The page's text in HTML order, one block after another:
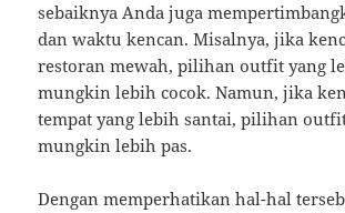
sebaiknya Anda juga
dan waktu kencan. Misalnya, jika
restoran mewah, pilihan outfit yang
mungkin lebih cocok. Namun, jika
tempat yang lebih santai, pilihan
mungkin lebih pas.
Dengan memperhatikan hal-hal